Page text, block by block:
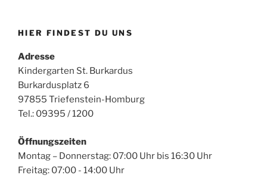
HIER FINDEST DU UNS
Adresse
Kindergarten St. Burkardus
Burkardusplatz 6
97855 Triefenstein-Homburg
Tel.: 09395 / 1200
Öffnungszeiten
Montag – Donnerstag: 07:00 Uhr bis 16:30 Uhr
Freitag: 07:00 - 14:00 Uhr